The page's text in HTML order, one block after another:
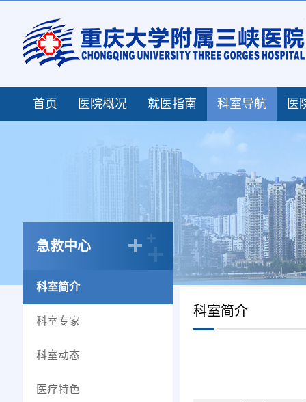
首页 医院概况 就医指南 科室导航 医
急救中心
科室简介
科室专家
科室动态
医疗特色
科室简介